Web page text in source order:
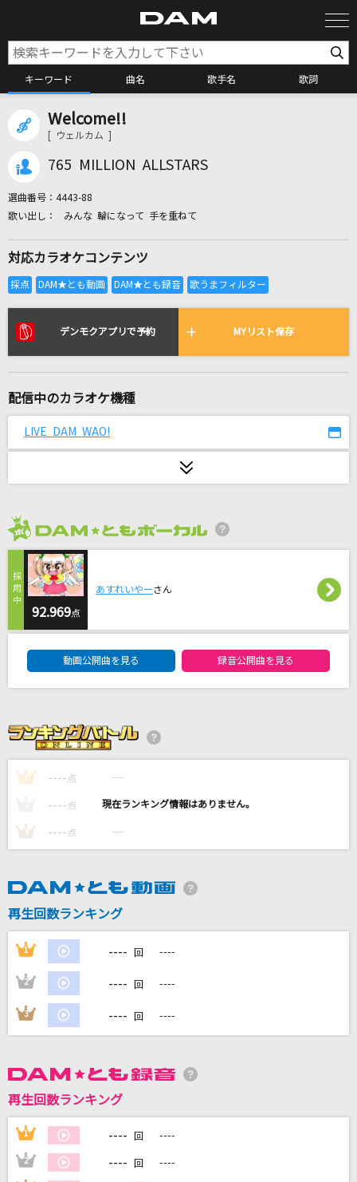
キーワード 曲名 歌手名 歌詞
全国りれき
リアルタイムで歌われている曲の一覧
そこに在るもの
キセキ
新しい学校のリーダーズ
赤い糸
[生音]Who...
浜崎あゆみ
愛心
川崎鷹也
Aoi
サカナクション
[生音]おしゃかしゃま
[生音]真夏の果実
サザンオールスターズ
DAMの新曲・ランキングなど
DAMに会員登録・ログインして
カラオケをもっと楽しもう！
Welcome!!
[ ウェルカム ]
765 MILLION ALLSTARS
選曲番号： 4443-88
みんな 輪になって 手を重ねて
対応カラオケコンテンツ
デンモクアプリで予約 MYリスト保存
配信中のカラオケ機種
LIVE DAM WAO!
92.969点
あすれいやーさん
動画公開曲を見る 録音公開曲を見る
1 ---- 点 ----
---- 点 ----
3 ---- 点 ----
再生回数ランキング
1 ---- 回 ----
2 ---- 回 ----
3 ---- 回 ----
再生回数ランキング
1 ---- 回 ----
2 ---- 回 ----